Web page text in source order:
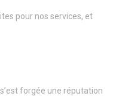
pour nos services, et
forgée une réputation